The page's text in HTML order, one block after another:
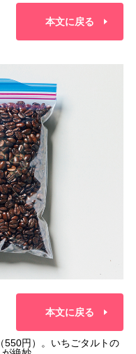
本文に戻る
本文に戻る
550円）。いちごタルトの